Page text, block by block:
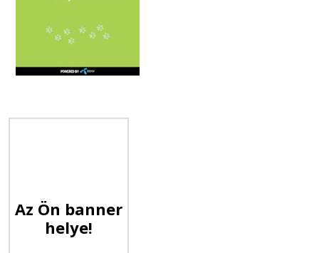
Az Ön banner
helye!